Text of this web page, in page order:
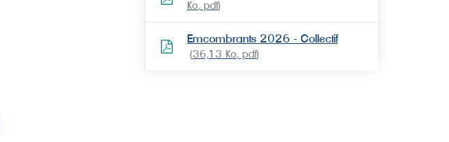
Ko, pdf
Emcombrants 2026 - Collectif
36,13 Ko, pdf